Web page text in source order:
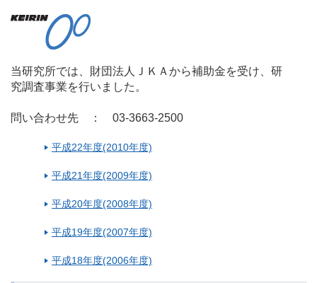
当研究所では、財団法人ＪＫＡから補助金を受け、研
究調査事業を行いました。
問い合わせ先 ： 03-3663-2500
平成22年度(2010年度)
平成21年度(2009年度)
平成20年度(2008年度)
平成19年度(2007年度)
平成18年度(2006年度)